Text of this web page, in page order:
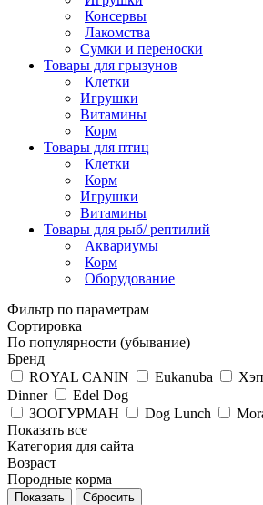
Консервы
Лакомства
Сумки и переноски
Товары для грызунов
Клетки
Игрушки
Витамины
Корм
Товары для птиц
Клетки
Корм
Игрушки
Витамины
Товары для рыб/ рептилий
Аквариумы
Корм
Оборудование
Фильтр по параметрам
Сортировка
По популярности (убывание)
Бренд
ROYAL CANIN
Eukanuba
Dinner
Edel Dog
ЗООГУРМАН
Dog Lunch
Показать все
Категория для сайта
Возраст
Породные корма
Сбросить